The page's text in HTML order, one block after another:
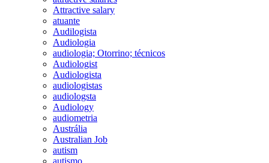
Attractive salary
atuante
Audilogista
Audiologia
audiologia; Otorrino; técnicos
Audiologist
Audiologista
audiologistas
audiologsta
Audiology
audiometria
Austrália
Australian Job
autism
autismo